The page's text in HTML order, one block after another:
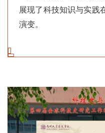
展现了科技知识与实践
演变。